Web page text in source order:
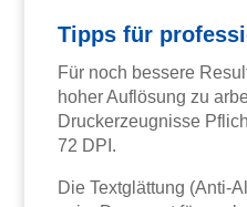
Tipps für
Für noch bessere
hoher Auflösung zu
Druckerzeugnisse
72 DPI.
Die Textglättung (Anti-